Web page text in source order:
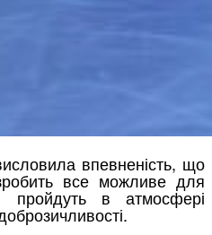
впевненість, що
все можливе для
пройдуть в атмосфері